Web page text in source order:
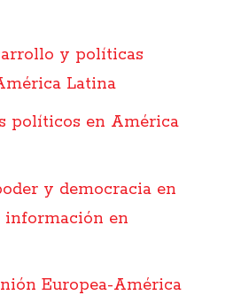
y políticas
Latina
políticos en América
y democracia en
información en
Europea-América